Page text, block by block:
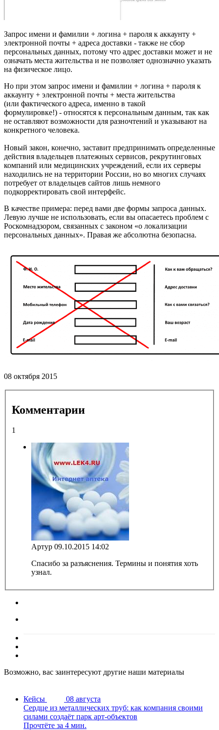
Запрос имени и фамилии + логина + пароля к аккаунту +
электронной почты + адреса доставки - также не сбор
персональных данных, потому что адрес доставки может и не
означать места жительства и не позволяет однозначно указать
на физическое лицо.
Но при этом запрос имени и фамилии + логина + пароля к
аккаунту + электронной почты + места жительства
(или фактического адреса, именно в такой
формулировке!) - относятся к персональным данным, так как
не оставляют возможности для разночтений и указывают на
конкретного человека.
Новый закон, конечно, заставит предпринимать определенные
действия владельцев платежных сервисов, рекрутинговых
компаний или медицинских учреждений, если их серверы
находились не на территории России, но во многих случаях
потребует от владельцев сайтов лишь немного
подкорректировать свой интерфейс.
В качестве примера: перед вами две формы запроса данных.
Левую лучше не использовать, если вы опасаетесь проблем с
Роскомнадзором, связанных с законом «о локализации
персональных данных». Правая же абсолютна безопасна.
08 октября 2015
Комментарии
1
Артур 09.10.2015 14:02
Спасибо за разъяснения. Термины и понятия хоть
узнал.
Возможно, вас заинтересуют другие наши материалы
Кейсы
08 августа
Сердце из металлических труб: как компания своими
силами создаёт парк арт-объектов
Прочтёте за 4 мин.